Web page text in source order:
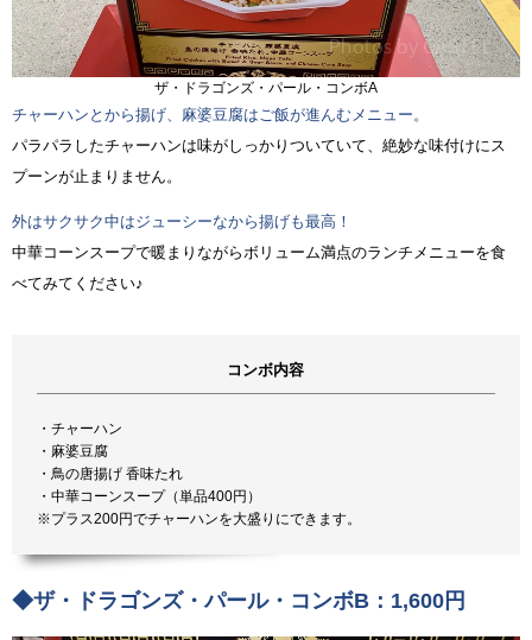
ザ・ドラゴンズ・パール・コンボA
チャーハンとから揚げ、麻婆豆腐はご飯が進んむメニュー。
パラパラしたチャーハンは味がしっかりついていて、絶妙な味付けにス
プーンが止まりません。
外はサクサク中はジューシーなから揚げも最高！
中華コーンスープで暖まりながらボリューム満点のランチメニューを食
べてみてください♪
コンボ内容
・チャーハン
・麻婆豆腐
・鳥の唐揚げ 香味たれ
・中華コーンスープ（単品400円）
※プラス200円でチャーハンを大盛りにできます。
◆ザ・ドラゴンズ・パール・コンボB：1,600円